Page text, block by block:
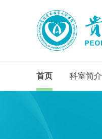
首页 科室简介